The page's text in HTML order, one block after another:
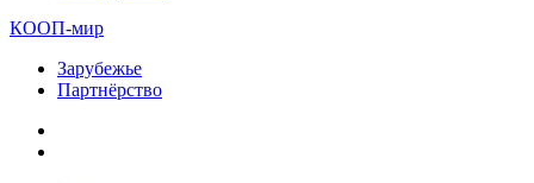
КООП-мир
Зарубежье
Партнёрство